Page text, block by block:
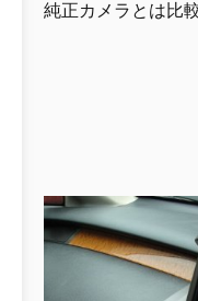
純正カメラとは比